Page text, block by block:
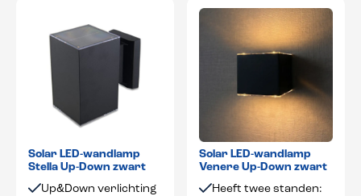
Solar LED-wandlamp
Stella Up-Down zwart
Up&Down verlichting
Solar LED-wandlamp
Venere Up-Down zwart
Heeft twee standen: